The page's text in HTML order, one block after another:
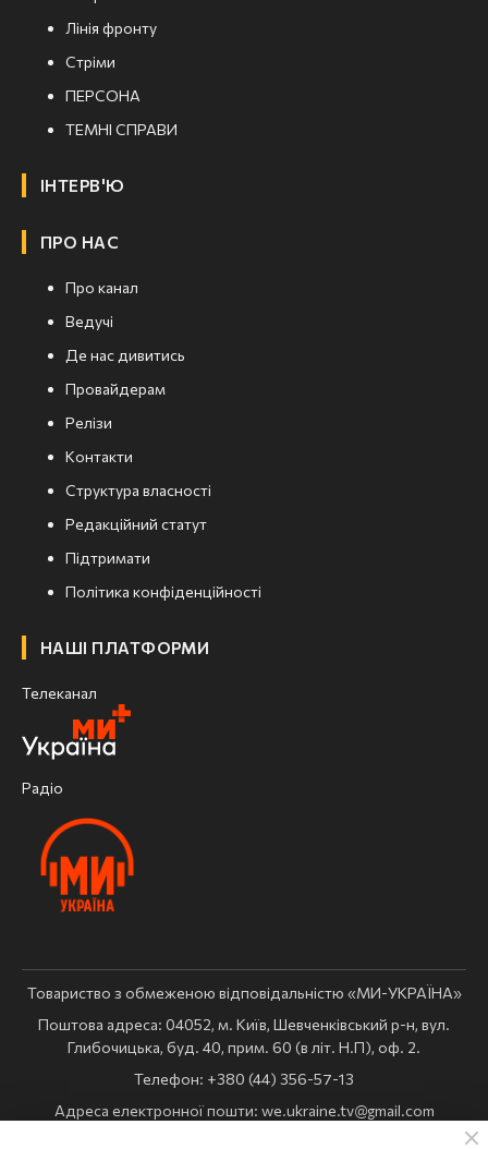
Лінія фронту
Стріми
ПЕРСОНА
ТЕМНІ СПРАВИ
ІНТЕРВ'Ю
ПРО НАС
Про канал
Ведучі
Де нас дивитись
Провайдерам
Релізи
Контакти
Структура власності
Редакційний статут
Підтримати
Політика конфіденційності
НАШІ ПЛАТФОРМИ
Телеканал
Радіо
Товариство з обмеженою відповідальністю «МИ-УКРАЇНА»
Поштова адреса: 04052, м. Київ, Шевченківський р-н, вул.
Глибочицька, буд. 40, прим. 60 (в літ. Н.П), оф. 2.
Телефон: +380 (44) 356-57-13
Адреса електронної пошти: we.ukraine.tv@gmail.com